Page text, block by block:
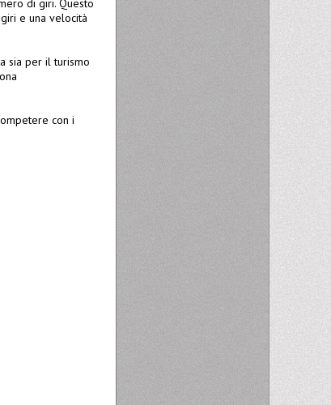
di giri. Questo
e una velocità
sia per il turismo
con i